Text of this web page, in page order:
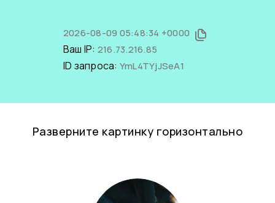
2026-08-09 05:48:34 +0000
Ваш IP: 216.73.216.85
ID запроса: YmL4TYjJSeA1
Разверните картинку горизонтально